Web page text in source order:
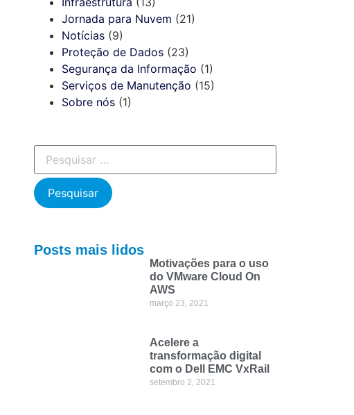
Jornada para Nuvem (21)
Notícias(9)
Proteção de Dados(23)
Segurança da Informação (1)
Serviços de Manutenção (15)
Sobre nós(1)
Posts mais lidos
Motivações para o uso
do VMware Cloud On
AWS
março 23, 2021
Acelere a
transformação digital
com o Dell EMC VxRail
setembro 2, 2021